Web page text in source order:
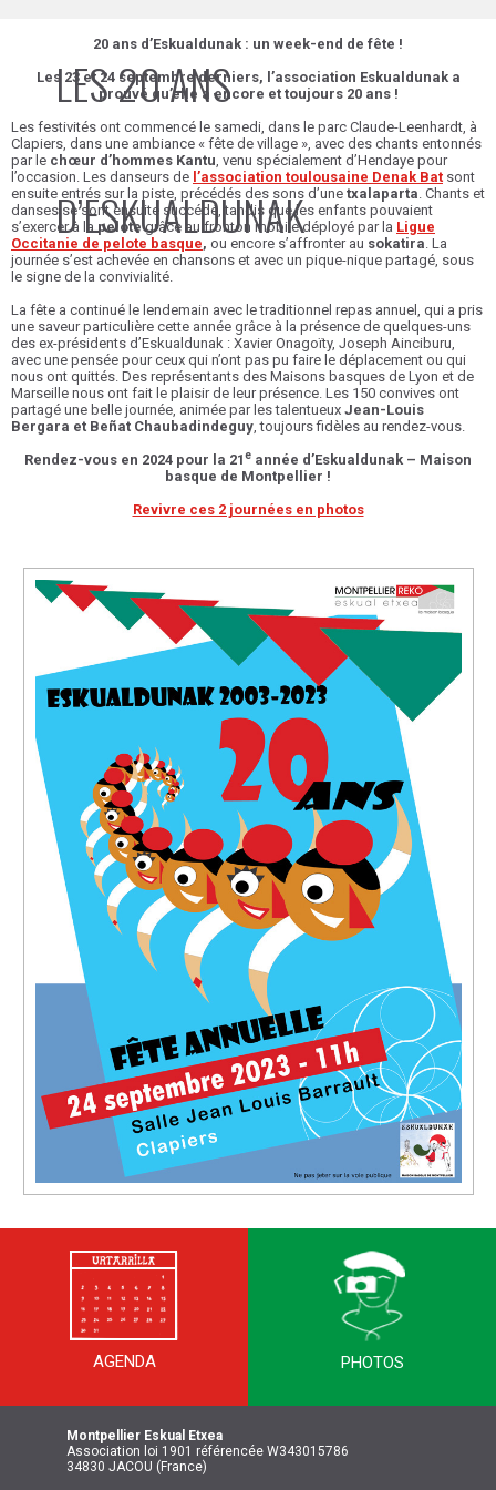
LES 20 ANS
D’ESKUALDUNAK
20 ans d’Eskualdunak : un week-end de fête !
Les 23 et 24 septembre derniers, l’association Eskualdunak a
prouvé qu’elle a encore et toujours 20 ans !
Les festivités ont commencé le samedi, dans le parc Claude-Leenhardt, à
Clapiers, dans une ambiance « fête de village », avec des chants entonnés
par le chœur d’hommes Kantu, venu spécialement d’Hendaye pour
l’occasion. Les danseurs de l’association toulousaine Denak Bat sont
ensuite entrés sur la piste, précédés des sons d’une txalaparta. Chants et
danses se sont ensuite succédé, tandis que les enfants pouvaient
s’exercer à lapelotegrâce au fronton mobile déployé par la Ligue
Occitanie de pelote basque, ou encore s’affronter au sokatira. La
journée s’est achevée en chansons et avec un pique-nique partagé, sous
le signe de la convivialité.
La fête a continué le lendemain avec le traditionnel repas annuel, qui a pris
une saveur particulière cette année grâce à la présence de quelques-uns
des ex-présidents d’Eskualdunak : Xavier Onagoïty, Joseph Ainciburu,
avec une pensée pour ceux qui n’ont pas pu faire le déplacement ou qui
nous ont quittés. Des représentants des Maisons basques de Lyon et de
Marseille nous ont fait le plaisir de leur présence. Les 150 convives ont
partagé une belle journée, animée par les talentueux Jean-Louis
Bergara et Beñat Chaubadindeguy, toujours fidèles au rendez-vous.
Rendez-vous en 2024 pour la 21e année d’Eskualdunak – Maison
basque de Montpellier !
Revivre ces 2 journées en photos
AGENDA PHOTOS
Montpellier Eskual Etxea
Association loi 1901 référencée W343015786
34830 JACOU (France)